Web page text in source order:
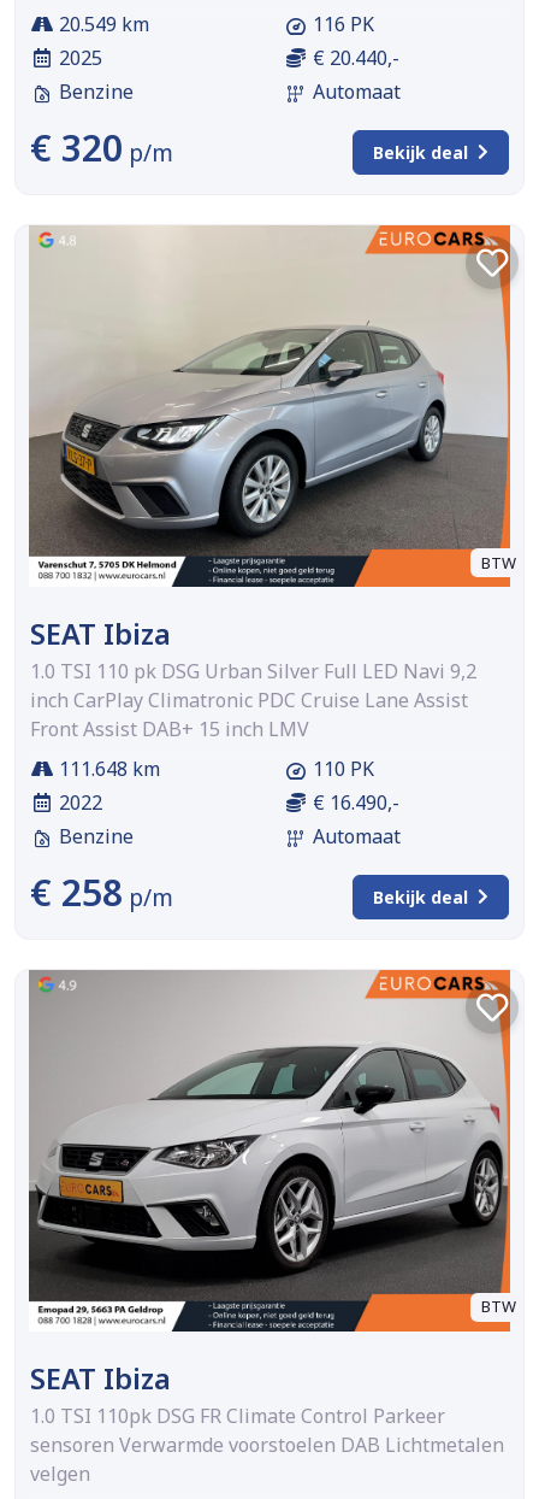
20.549 km
2025
Benzine
116 PK
€ 20.440,-
Automaat
€ 320 p/m Bekijk deal
BTW
SEAT Ibiza
1.0 TSI 110 pk DSG Urban Silver Full LED Navi 9,2
inch CarPlay Climatronic PDC Cruise Lane Assist
Front Assist DAB+ 15 inch LMV
111.648 km
2022
Benzine
110 PK
€ 16.490,-
Automaat
€ 258 p/m Bekijk deal
BTW
SEAT Ibiza
1.0 TSI 110pk DSG FR Climate Control Parkeer
sensoren Verwarmde voorstoelen DAB Lichtmetalen
velgen